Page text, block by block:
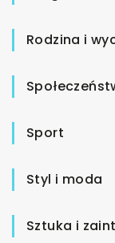
Rodzina i
Sport
Styl i moda
Sztuka i